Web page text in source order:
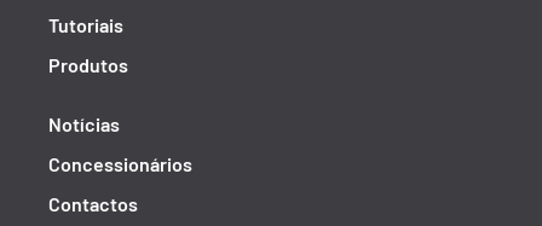
Tutoriais
Produtos
Notícias
Concessionários
Contactos